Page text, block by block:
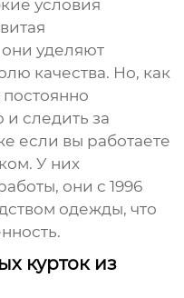
условия
они уделяют
качества. Но, как
следить за
если вы работаете
У них
они с 1996
одежды, что
курток из